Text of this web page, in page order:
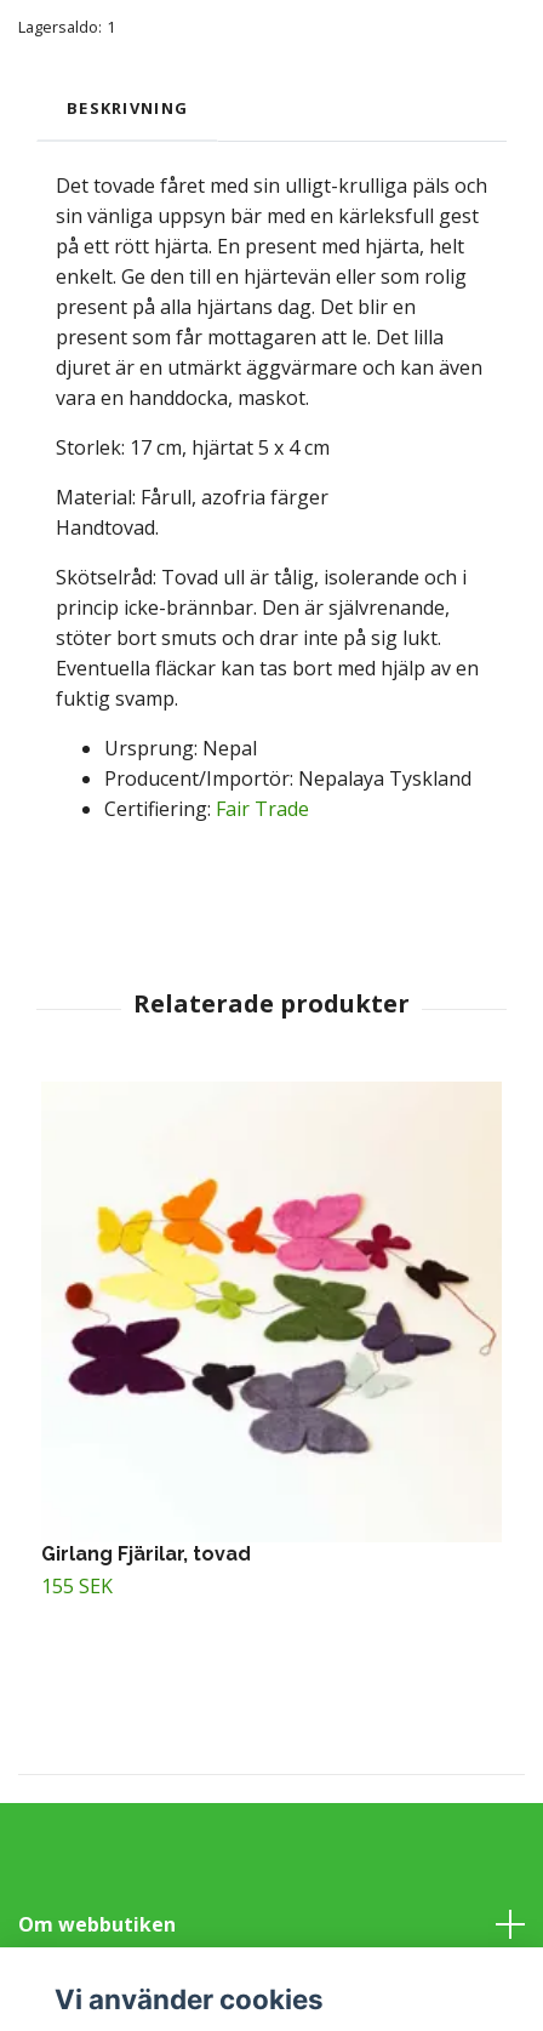
Lagersaldo: 1
BESKRIVNING
Det tovade fåret med sin ulligt-krulliga päls och
sin vänliga uppsyn bär med en kärleksfull gest
på ett rött hjärta. En present med hjärta, helt
enkelt. Ge den till en hjärtevän eller som rolig
present på alla hjärtans dag. Det blir en
present som får mottagaren att le. Det lilla
djuret är en utmärkt äggvärmare och kan även
vara en handdocka, maskot.
Storlek: 17 cm, hjärtat 5 x 4 cm
Material: Fårull, azofria färger
Handtovad.
Skötselråd: Tovad ull är tålig, isolerande och i
princip icke-brännbar. Den är självrenande,
stöter bort smuts och drar inte på sig lukt.
Eventuella fläckar kan tas bort med hjälp av en
fuktig svamp.
Ursprung: Nepal
Producent/Importör: Nepalaya Tyskland
Certifiering: Fair Trade
Girlang Fjärilar, tovad
155 SEK
Om webbutiken
Information
Vi använder cookies